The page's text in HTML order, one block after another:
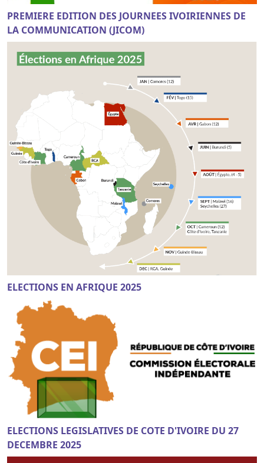
PREMIERE EDITION DES JOURNEES IVOIRIENNES DE
LA COMMUNICATION (JICOM)
ELECTIONS EN AFRIQUE 2025
ELECTIONS LEGISLATIVES DE COTE D'IVOIRE DU 27
DECEMBRE 2025